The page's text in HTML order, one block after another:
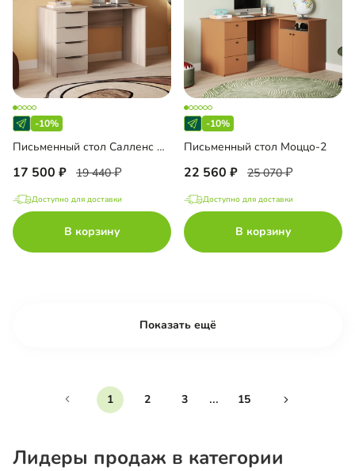
-10%
Письменный стол Салленс Премиум
17 500 19 440
Доступно для доставки
В корзину
-10%
Письменный стол Моццо-2
22 560 25 070
Доступно для доставки
В корзину
Показать ещё
1 2 3 ... 15
Лидеры продаж в категории